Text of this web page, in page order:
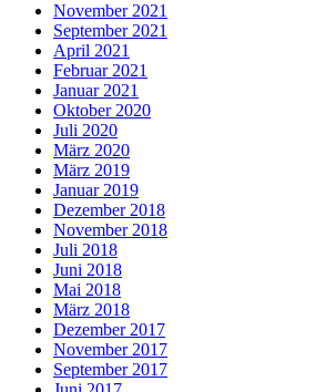
November 2021
September 2021
April 2021
Februar 2021
Januar 2021
Oktober 2020
Juli 2020
März 2020
März 2019
Januar 2019
Dezember 2018
November 2018
Juli 2018
Juni 2018
Mai 2018
März 2018
Dezember 2017
November 2017
September 2017